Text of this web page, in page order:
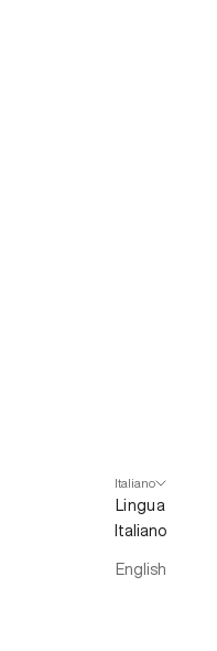
Italiano
Lingua
Italiano
English